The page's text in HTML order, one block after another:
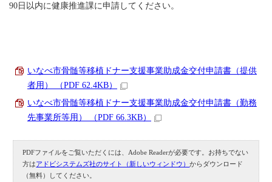
90日以内に健康推進課に申請してください。
いなべ市骨髄等移植ドナー支援事業助成金交付申請書（提供
者用） （PDF 62.4KB）
いなべ市骨髄等移植ドナー支援事業助成金交付申請書（勤務
先事業所等用） （PDF 66.3KB）
PDFファイルをご覧いただくには、Adobe Readerが必要です。お持ちでない
方はアドビシステムズ社のサイト（新しいウィンドウ）からダウンロード
（無料）してください。